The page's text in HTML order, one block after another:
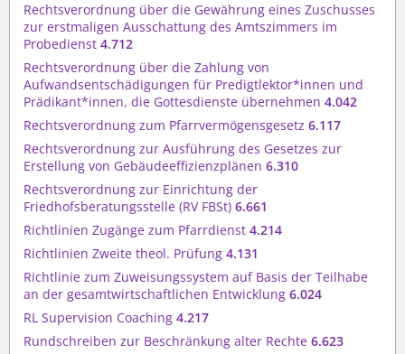
Rechtsverordnung über die Gewährung eines Zuschusses
zur erstmaligen Ausschattung des Amtszimmers im
Probedienst 4.712
Rechtsverordnung über die Zahlung von
Aufwandsentschädigungen für Predigtlektor*innen und
Prädikant*innen, die Gottesdienste übernehmen 4.042
Rechtsverordnung zum Pfarrvermögensgesetz 6.117
Rechtsverordnung zur Ausführung des Gesetzes zur
Erstellung von Gebäudeeffizienzplänen 6.310
Rechtsverordnung zur Einrichtung der
Friedhofsberatungsstelle (RV FBSt) 6.661
Richtlinien Zugänge zum Pfarrdienst 4.214
Richtlinien Zweite theol. Prüfung 4.131
Richtlinie zum Zuweisungssystem auf Basis der Teilhabe
an der gesamtwirtschaftlichen Entwicklung 6.024
RL Supervision Coaching 4.217
Rundschreiben zur Beschränkung alter Rechte 6.623